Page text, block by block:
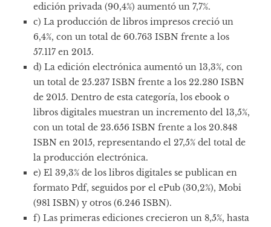
edición privada (90,4%) aumentó un 7,7%.
c) La producción de libros impresos creció un
6,4%, con un total de 60.763 ISBN frente a los
57.117 en 2015.
d) La edición electrónica aumentó un 13,3%, con
un total de 25.237 ISBN frente a los 22.280 ISBN
de 2015. Dentro de esta categoría, los ebook o
libros digitales muestran un incremento del 13,5%,
con un total de 23.656 ISBN frente a los 20.848
ISBN en 2015, representando el 27,5% del total de
la producción electrónica.
e) El 39,3% de los libros digitales se publican en
formato Pdf, seguidos por el ePub (30,2%), Mobi
(981 ISBN) y otros (6.246 ISBN).
f) Las primeras ediciones crecieron un 8,5%, hasta